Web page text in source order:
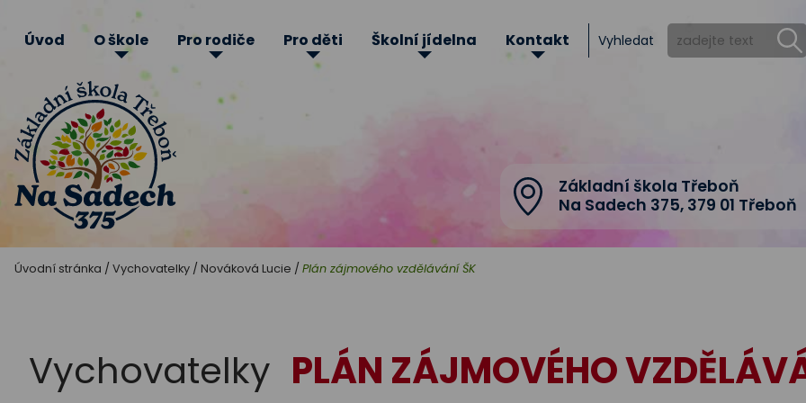
Základní
Třeboň
Základní škola Třeboň
Na Sadech 375,379 01 Třeboň
Úvod O škole Pro rodiče Pro děti Školní jídelna Kontakt Vyhledat
Úvodní stránka / Vychovatelky / Nováková Lucie / Plán zájmového vzdělávání ŠK
PLÁN ZÁJMOVÉHO
Vychovatelky